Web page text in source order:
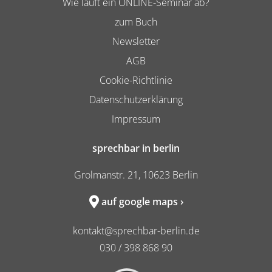
Wie läuft ein ONLINE-Seminar ab?
zum Buch
Newsletter
AGB
Cookie-Richtlinie
Datenschutzerklärung
Impressum
sprechbar in berlin
Grolmanstr. 21, 10623 Berlin
auf google maps ›
kontakt@sprechbar-berlin.de
030 / 398 868 90